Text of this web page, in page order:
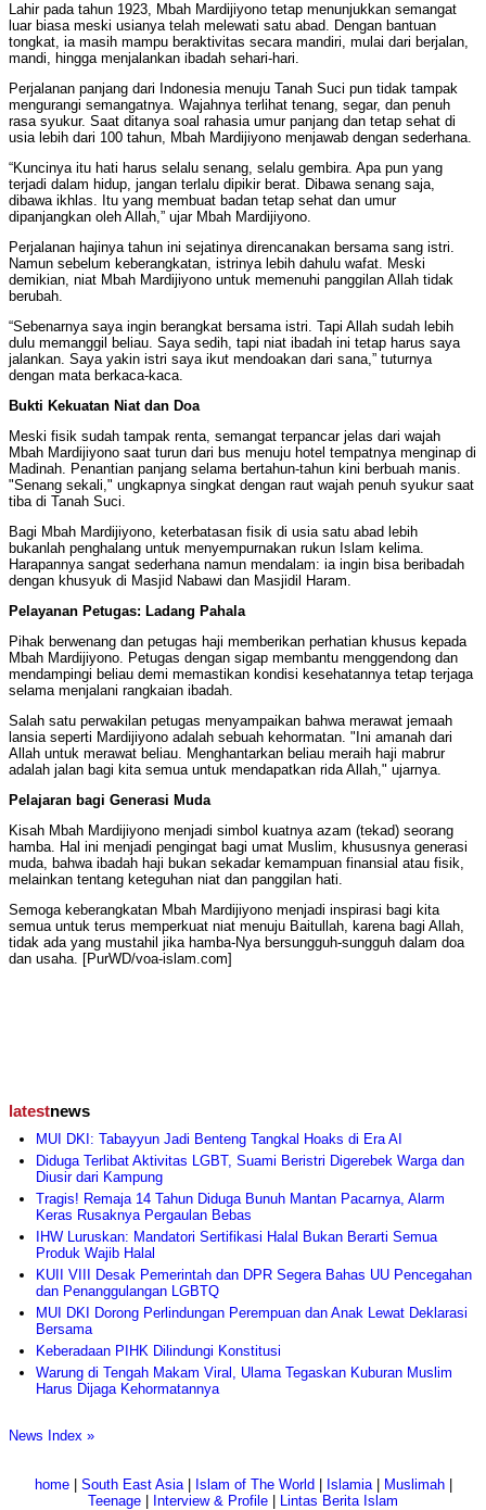
Lahir pada tahun 1923, Mbah Mardijiyono tetap menunjukkan semangat
luar biasa meski usianya telah melewati satu abad. Dengan bantuan
tongkat, ia masih mampu beraktivitas secara mandiri, mulai dari berjalan,
mandi, hingga menjalankan ibadah sehari-hari.
Perjalanan panjang dari Indonesia menuju Tanah Suci pun tidak tampak
mengurangi semangatnya. Wajahnya terlihat tenang, segar, dan penuh
rasa syukur. Saat ditanya soal rahasia umur panjang dan tetap sehat di
usia lebih dari 100 tahun, Mbah Mardijiyono menjawab dengan sederhana.
“Kuncinya itu hati harus selalu senang, selalu gembira. Apa pun yang
terjadi dalam hidup, jangan terlalu dipikir berat. Dibawa senang saja,
dibawa ikhlas. Itu yang membuat badan tetap sehat dan umur
dipanjangkan oleh Allah,” ujar Mbah Mardijiyono.
Perjalanan hajinya tahun ini sejatinya direncanakan bersama sang istri.
Namun sebelum keberangkatan, istrinya lebih dahulu wafat. Meski
demikian, niat Mbah Mardijiyono untuk memenuhi panggilan Allah tidak
berubah.
“Sebenarnya saya ingin berangkat bersama istri. Tapi Allah sudah lebih
dulu memanggil beliau. Saya sedih, tapi niat ibadah ini tetap harus saya
jalankan. Saya yakin istri saya ikut mendoakan dari sana,” tuturnya
dengan mata berkaca-kaca.
Bukti Kekuatan Niat dan Doa
Meski fisik sudah tampak renta, semangat terpancar jelas dari wajah
Mbah Mardijiyono saat turun dari bus menuju hotel tempatnya menginap di
Madinah. Penantian panjang selama bertahun-tahun kini berbuah manis.
"Senang sekali," ungkapnya singkat dengan raut wajah penuh syukur saat
tiba di Tanah Suci.
Bagi Mbah Mardijiyono, keterbatasan fisik di usia satu abad lebih
bukanlah penghalang untuk menyempurnakan rukun Islam kelima.
Harapannya sangat sederhana namun mendalam: ia ingin bisa beribadah
dengan khusyuk di Masjid Nabawi dan Masjidil Haram.
Pelayanan Petugas: Ladang Pahala
Pihak berwenang dan petugas haji memberikan perhatian khusus kepada
Mbah Mardijiyono. Petugas dengan sigap membantu menggendong dan
mendampingi beliau demi memastikan kondisi kesehatannya tetap terjaga
selama menjalani rangkaian ibadah.
Salah satu perwakilan petugas menyampaikan bahwa merawat jemaah
lansia seperti Mardijiyono adalah sebuah kehormatan. "Ini amanah dari
Allah untuk merawat beliau. Menghantarkan beliau meraih haji mabrur
adalah jalan bagi kita semua untuk mendapatkan rida Allah," ujarnya.
Pelajaran bagi Generasi Muda
Kisah Mbah Mardijiyono menjadi simbol kuatnya azam (tekad) seorang
hamba. Hal ini menjadi pengingat bagi umat Muslim, khususnya generasi
muda, bahwa ibadah haji bukan sekadar kemampuan finansial atau fisik,
melainkan tentang keteguhan niat dan panggilan hati.
Semoga keberangkatan Mbah Mardijiyono menjadi inspirasi bagi kita
semua untuk terus memperkuat niat menuju Baitullah, karena bagi Allah,
tidak ada yang mustahil jika hamba-Nya bersungguh-sungguh dalam doa
dan usaha. [PurWD/voa-islam.com]
latestnews
MUI DKI: Tabayyun Jadi Benteng Tangkal Hoaks di Era AI
Diduga Terlibat Aktivitas LGBT, Suami Beristri Digerebek Warga dan
Diusir dari Kampung
Tragis! Remaja 14 Tahun Diduga Bunuh Mantan Pacarnya, Alarm
Keras Rusaknya Pergaulan Bebas
IHW Luruskan: Mandatori Sertifikasi Halal Bukan Berarti Semua
Produk Wajib Halal
KUII VIII Desak Pemerintah dan DPR Segera Bahas UU Pencegahan
dan Penanggulangan LGBTQ
MUI DKI Dorong Perlindungan Perempuan dan Anak Lewat Deklarasi
Bersama
Keberadaan PIHK Dilindungi Konstitusi
Warung di Tengah Makam Viral, Ulama Tegaskan Kuburan Muslim
Harus Dijaga Kehormatannya
News Index »
home| South East Asia| Islam of The World Islamia| Muslimah|
Teenage
Interview & Profile Lintas Berita Islam